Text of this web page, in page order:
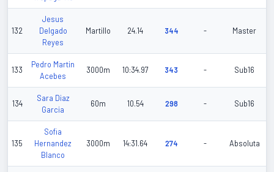
132
Jesus
Delgado
Reyes
Martillo 24.14 344 - Master
133
Pedro Martin
Acebes
3000m 10:34.97 343 - Sub16
134
Sara Diaz
Garcia
60m 10.54 298 - Sub16
135
Sofia
Hernandez
Blanco
3000m 14:31.64 274 - Absoluta